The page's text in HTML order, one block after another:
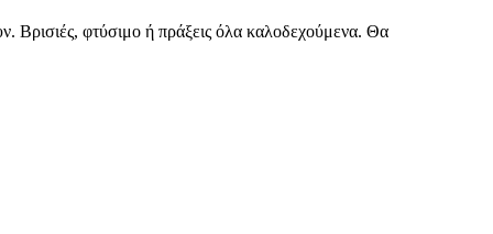
Βρισιές, φτύσιμο ή πράξεις όλα καλοδεχούμενα. Θα